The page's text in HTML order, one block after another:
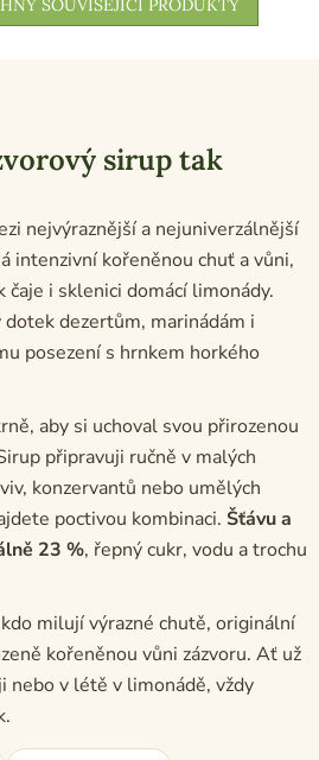
SOUVISEJÍCÍ PRODUKTY
sirup tak
nejvýraznější a nejuniverzálnější
intenzivní kořeněnou chuť a vůni,
čaje i sklenici domácí limonády.
dezertům, marinádám i
posezení s hrnkem horkého
aby si uchoval svou přirozenou
připravuji ručně v malých
konzervantů nebo umělých
poctivou kombinaci. Šťávu a
23 %, řepný cukr, vodu a trochu
milují výrazné chutě, originální
kořeněnou vůni zázvoru. Ať už
nebo v létě v limonádě, vždy